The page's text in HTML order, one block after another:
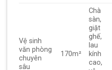
Vệ sinh
văn phòng
chuyên
sâu
170m²
Chà
sàn,
giặt
ghế,
lau
kính
cao,